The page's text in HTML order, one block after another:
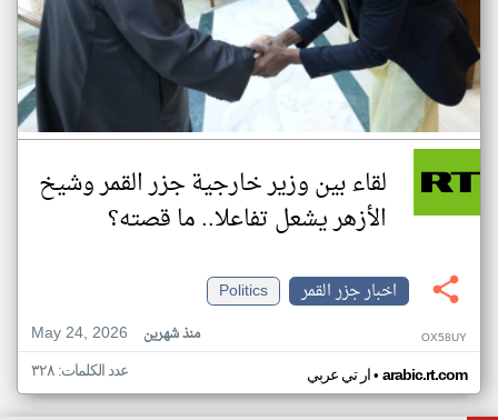
لقاء بين وزير خارجية جزر القمر وشيخ
الأزهر يشعل تفاعلا.. ما قصته؟
اخبار جزر القمر
Politics
May 24, 2026
منذ شهرين OX58UY
ار تي عربي• arabic.rt.com عدد الكلمات: ٣٢٨